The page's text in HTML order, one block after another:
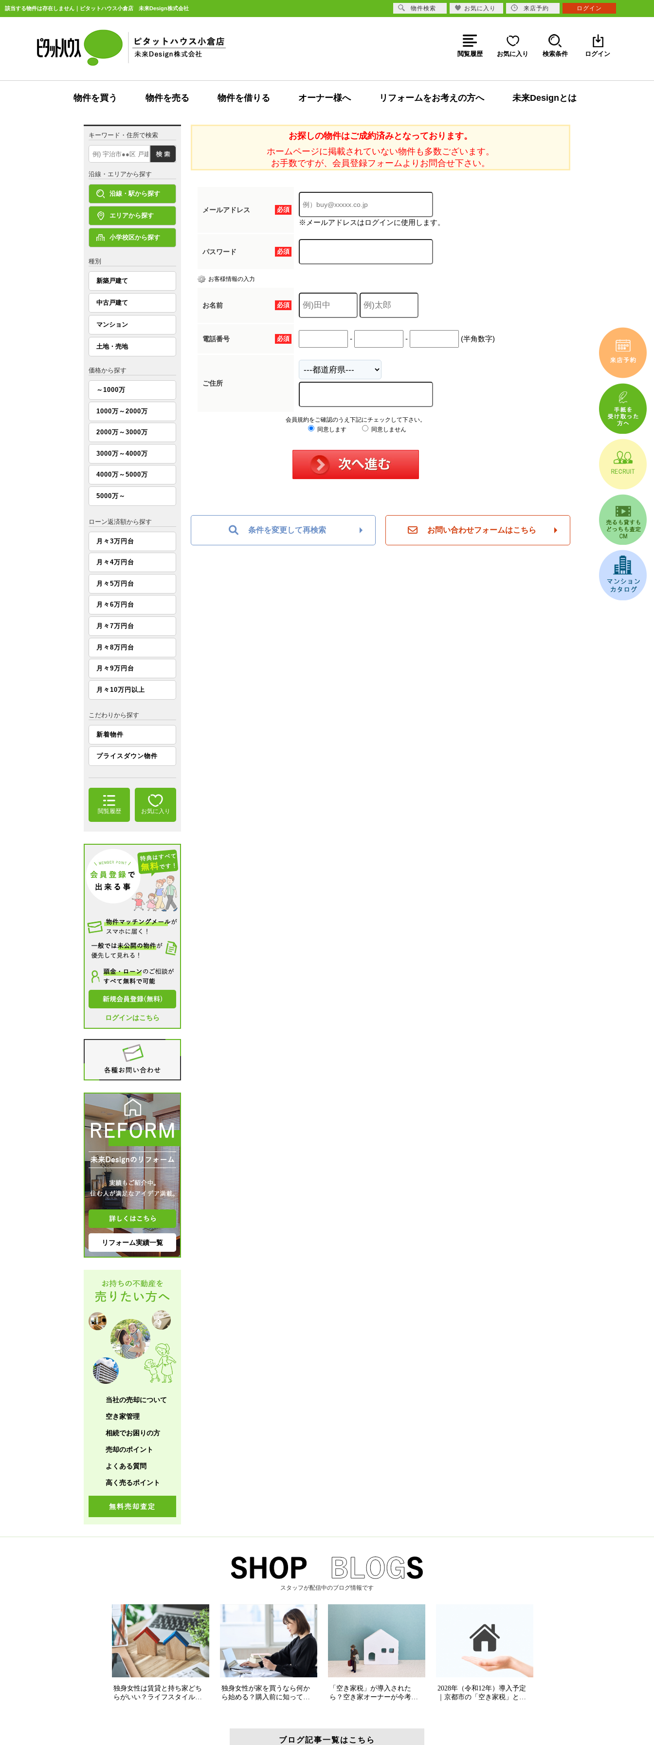
該当する物件は存在しません｜ピタットハウス小倉店 未来Design株式会社
閲覧履歴 お気に入り 検索条件 ログイン
物件を買う 物件を売る 物件を借りる オーナー様へ リフォームをお考えの方へ 未来Designとは
お探しの物件はご成約済みとなっております。
ホームページに掲載されていない物件も多数ございます。
お手数ですが、会員登録フォームよりお問合せ下さい。
必須
メールアドレス
※メールアドレスはログインに使用します。
必須
パスワード
お客様情報の入力
必須
お名前
必須
電話番号 - - (半角数字)
ご住所
会員規約をご確認のうえ下記にチェックして下さい。
同意します
同意しません
条件を変更して再検索 お問い合わせフォームはこちら
キーワード・住所で検索
沿線・エリアから探す
沿線・駅から探す
エリアから探す
小学校区から探す
種別
新築戸建て
中古戸建て
マンション
土地・売地
価格から探す
～1000万
1000万～2000万
2000万～3000万
3000万～4000万
4000万～5000万
5000万～
ローン返済額から探す
月々3万円台
月々4万円台
月々5万円台
月々6万円台
月々7万円台
月々8万円台
月々9万円台
月々10万円以上
こだわりから探す
新着物件
プライスダウン物件
閲覧履歴 お気に入り
ログインはこちら
リフォーム実績一覧
当社の売却について
空き家管理
相続でお困りの方
売却のポイント
よくある質問
高く売るポイント
無料売却査定
スタッフが配信中のブログ情報です
ブログ記事一覧はこちら
物件検索 お気に入り 来店予約 ログイン